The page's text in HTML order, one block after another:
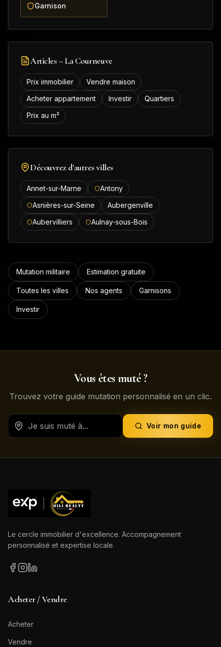
Garnison
Articles –La Courneuve
Prix immobilier
Vendre maison
Acheter appartement
Investir
Quartiers
Prix au m²
Découvrez d'autres villes
Annet-sur-Marne
Antony
Asnières-sur-Seine
Aubergenville
Aubervilliers
Aulnay-sous-Bois
Mutation militaire Estimation gratuite
Toutes les villes Nos agents Garnisons
Investir
Vous êtes muté ?
Trouvez votre guide mutation personnalisé en un clic.
Voir mon guide
Le cercle immobilier d'excellence. Accompagnement
personnalisé et expertise locale.
Acheter / Vendre
Acheter
Vendre